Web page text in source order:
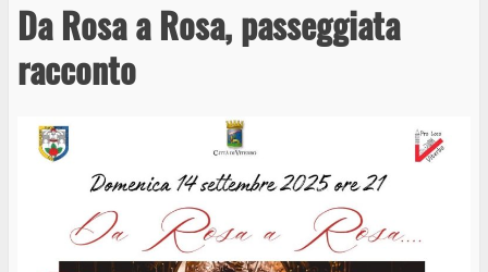
Da Rosa a Rosa, passeggiata
racconto